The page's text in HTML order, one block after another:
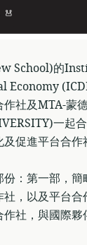
School)的
Economy
社及MTA-蒙
一起
促進平台合作
：第一部，簡
，以及平台
社，與國際